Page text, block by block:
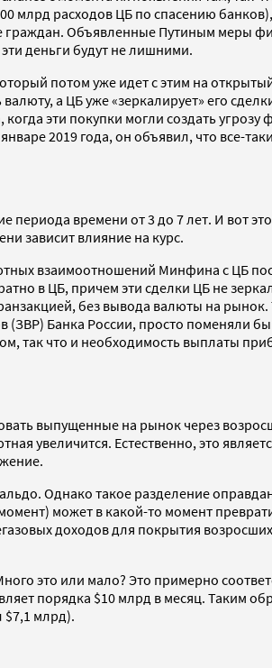
млрд расходов ЦБ по спасению
граждан. Объявленные Путиным меры
деньги будут не лишними.
потом уже идет с этим на
а ЦБ уже «зеркалирует» его
эти покупки могли создать угрозу
2019 года, он объявил, что все-
времени от 3 до 7 лет. И вот
зависит влияние на курс.
взаимоотношений Минфина с ЦБ
в ЦБ, причем эти сделки ЦБ не
без вывода валюты на
Банка России, просто поменяли бы
так что и необходимость выплаты
выпущенные на рынок через
увеличится. Естественно, это
Однако такое разделение
может в какой-то момент
доходов для покрытия
это или мало? Это примерно
порядка $10 млрд в месяц. Таким
$7,1 млрд).